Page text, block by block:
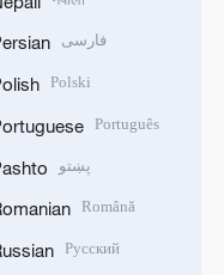
فارسی
Polski
Português
پښتو
Română
Русский